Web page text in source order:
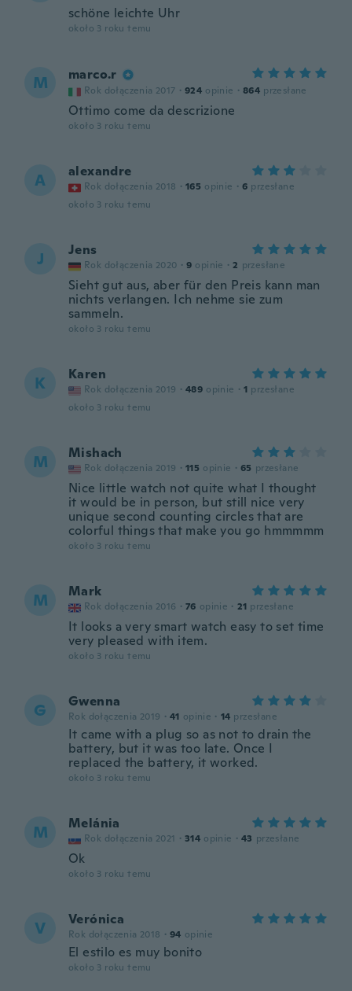
schöne leichte Uhr
około 3 roku temu
M marco.r
Rok dołączenia 2017 · 924 opinie · 864 przesłane
Ottimo come da descrizione
około 3 roku temu
A alexandre
Rok dołączenia 2018 · 165 opinie · 6 przesłane
około 3 roku temu
J Jens
Rok dołączenia 2020 · 9 opinie · 2 przesłane
Sieht gut aus, aber für den Preis kann man
nichts verlangen. Ich nehme sie zum
sammeln.
około 3 roku temu
K Karen
Rok dołączenia 2019 · 489 opinie · 1 przesłane
około 3 roku temu
M Mishach
Rok dołączenia 2019 · 115 opinie · 65 przesłane
Nice little watch not quite what I thought
it would be in person, but still nice very
unique second counting circles that are
colorful things that make you go hmmmmm
około 3 roku temu
M Mark
Rok dołączenia 2016 · 76 opinie · 21 przesłane
It looks a very smart watch easy to set time
very pleased with item.
około 3 roku temu
G Gwenna
Rok dołączenia 2019 · 41 opinie · 14 przesłane
It came with a plug so as not to drain the
battery, but it was too late. Once I
replaced the battery, it worked.
około 3 roku temu
M Melánia
Rok dołączenia 2021 · 314 opinie · 43 przesłane
Ok
około 3 roku temu
V Verónica
Rok dołączenia 2018 · 94 opinie
El estilo es muy bonito
około 3 roku temu